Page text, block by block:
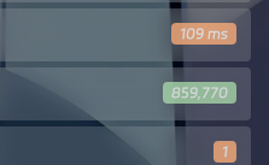
109 ms
859,770
1